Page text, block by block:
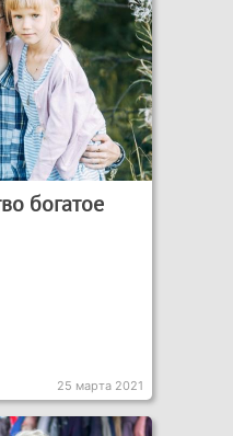
богатое
25 марта 2021